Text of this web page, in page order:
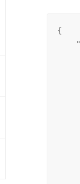
{
    "